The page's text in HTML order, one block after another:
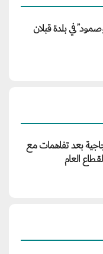
في بلدة قبلان
بعد تفاهمات مع
العام